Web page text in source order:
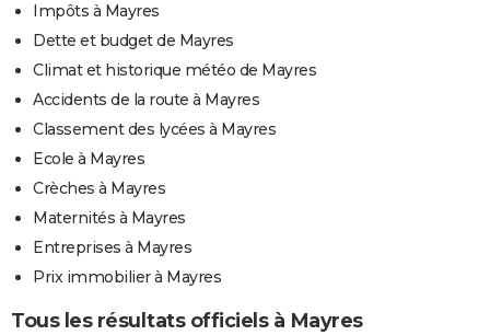
Impôts à Mayres
Dette et budget de Mayres
Climat et historique météo de Mayres
Accidents de la route à Mayres
Classement des lycées à Mayres
Ecole à Mayres
Crèches à Mayres
Maternités à Mayres
Entreprises à Mayres
Prix immobilier à Mayres
Tous les résultats officiels à Mayres